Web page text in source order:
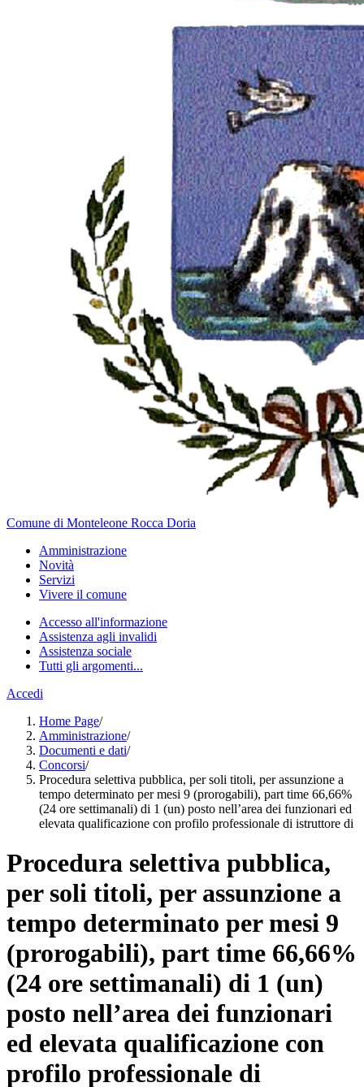
Comune di Monteleone Rocca Doria
Amministrazione
Novità
Servizi
Vivere il comune
Accesso all'informazione
Assistenza agli invalidi
Assistenza sociale
Tutti gli argomenti...
Accedi
Home Page/
Amministrazione/
Documenti e dati/
Concorsi/
Procedura selettiva pubblica, per soli titoli, per assunzione a
tempo determinato per mesi 9 (prorogabili), part time 66,66%
(24 ore settimanali) di 1 (un) posto nell’area dei funzionari ed
elevata qualificazione con profilo professionale di istruttore di
Procedura selettiva pubblica,
per soli titoli, per assunzione a
tempo determinato per mesi 9
(prorogabili), part time 66,66%
(24 ore settimanali) di 1 (un)
posto nell’area dei funzionari
ed elevata qualificazione con
profilo professionale di